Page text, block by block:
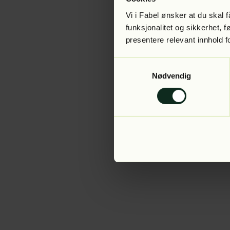
Vi i Fabel ønsker at du skal
funksjonalitet og sikkerhet,
presentere relevant innhold
Nødvendig
Application